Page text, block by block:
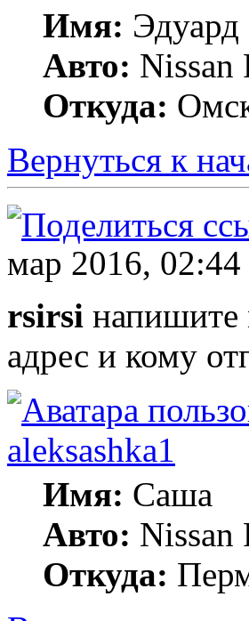
Имя: Эдуард
Авто:
Откуда:
Вернуться к
мар 2016, 02:44
rsirsi напишите
адрес и кому
aleksashka1
Имя: Саша
Авто: Nissan
Откуда: